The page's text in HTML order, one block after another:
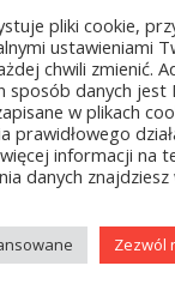
IZBY KSIĄŻKI
pliki cookie,
ustawieniami
chwili zmienić.
sposób danych jest
w plikach
prawidłowego
informacji na
danych znajdziesz
Zezwól